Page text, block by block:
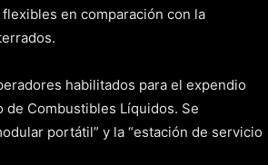
en comparación con la
habilitados para el expendio
de Combustibles Líquidos. Se
portátil” y la “estación de servicio